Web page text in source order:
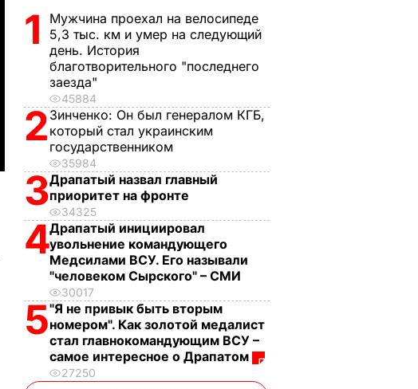
1
Мужчина проехал на велосипеде
5,3 тыс. км и умер на следующий
день. История
благотворительного "последнего
заезда"
45884
2 Зинченко: Он был генералом КГБ,
который стал украинским
государственником
35984
3Драпатый назвал главный
приоритет на фронте
34325
4Драпатый инициировал
увольнение командующего
Медсилами ВСУ. Его называли
"человеком Сырского" – СМИ
30017
5"Я не привык быть вторым
номером". Как золотой медалист
стал главнокомандующим ВСУ –
самое интересное о Драпатом
27250